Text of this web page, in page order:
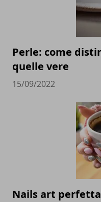
Perle: come
quelle vere
15/09/2022
Nails art